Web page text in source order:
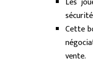
Cette
vente.